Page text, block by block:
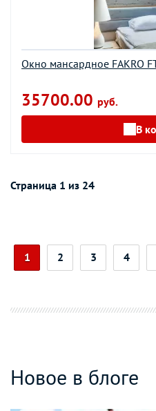
Окно мансардное FAKRO
35700.00 руб.
В
Страница 1 из 24
1 2 3 4
Новое в блоге